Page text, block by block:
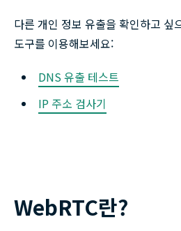
다른 개인 정보 유출을 확인하고 싶
도구를 이용해보세요:
DNS 유출 테스트
IP 주소 검사기
WebRTC란?